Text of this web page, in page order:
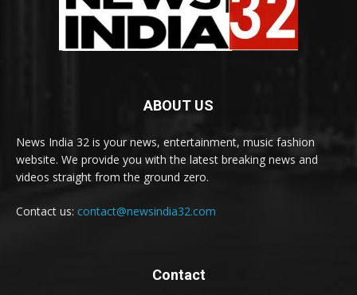
ABOUT US
News India 32 is your news, entertainment, music fashion
website. We provide you with the latest breaking news and
videos straight from the ground zero.
Contact us: contact@newsindia32.com
Contact